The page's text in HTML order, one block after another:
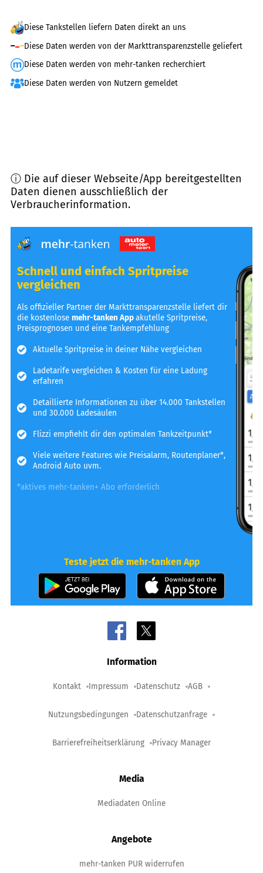
Diese Tankstellen liefern Daten direkt an uns
Diese Daten werden von der Markttransparenzstelle geliefert
Diese Daten werden von mehr-tanken recherchiert
Diese Daten werden von Nutzern gemeldet
ⓘ Die auf dieser Webseite/App bereitgestellten
Daten dienen ausschließlich der
Verbraucherinformation.
Schnell und einfach Spritpreise
vergleichen
Als offizieller Partner der Markttransparenzstelle liefert dir
die kostenlosemehr-tanken Appakutelle Spritpreise,
Preisprognosen und eine Tankempfehlung
Aktuelle Spritpreise in deiner Nähe vergleichen
Ladetarife vergleichen & Kosten für eine Ladung
erfahren
Detaillierte Informationen zu über 14.000 Tankstellen
und 30.000 Ladesäulen
Flizzi empfiehlt dir den optimalen Tankzeitpunkt*
Viele weitere Features wie Preisalarm, Routenplaner*,
Android Auto uvm.
*aktives mehr-tanken+ Abo erforderlich
Teste jetzt die mehr-tanken App
Information
Kontakt Impressum Datenschutz AGB
Nutzungsbedingungen Datenschutzanfrage
Barrierefreiheitserklärung Privacy Manager
Media
Mediadaten Online
Angebote
mehr-tanken PUR widerrufen